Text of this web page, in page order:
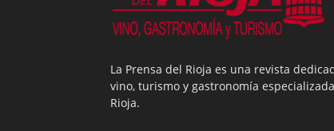
La Prensa del Rioja es una revista
vino, turismo y gastronomía
Rioja.